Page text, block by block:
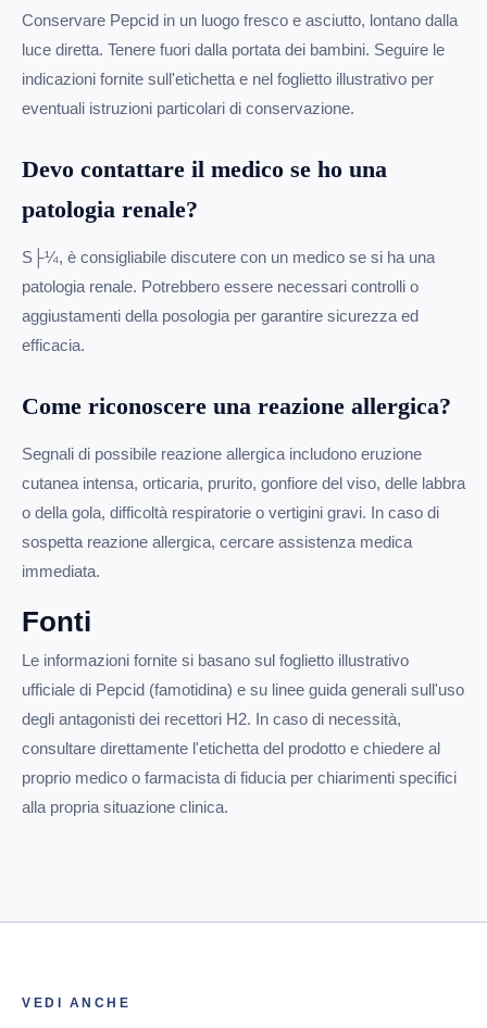
Conservare Pepcid in un luogo fresco e asciutto, lontano dalla
luce diretta. Tenere fuori dalla portata dei bambini. Seguire le
indicazioni fornite sull'etichetta e nel foglietto illustrativo per
eventuali istruzioni particolari di conservazione.
Devo contattare il medico se ho una
patologia renale?
S├¼, è consigliabile discutere con un medico se si ha una
patologia renale. Potrebbero essere necessari controlli o
aggiustamenti della posologia per garantire sicurezza ed
efficacia.
Come riconoscere una reazione allergica?
Segnali di possibile reazione allergica includono eruzione
cutanea intensa, orticaria, prurito, gonfiore del viso, delle labbra
o della gola, difficoltà respiratorie o vertigini gravi. In caso di
sospetta reazione allergica, cercare assistenza medica
immediata.
Fonti
Le informazioni fornite si basano sul foglietto illustrativo
ufficiale di Pepcid (famotidina) e su linee guida generali sull'uso
degli antagonisti dei recettori H2. In caso di necessità,
consultare direttamente l'etichetta del prodotto e chiedere al
proprio medico o farmacista di fiducia per chiarimenti specifici
alla propria situazione clinica.
VEDI ANCHE